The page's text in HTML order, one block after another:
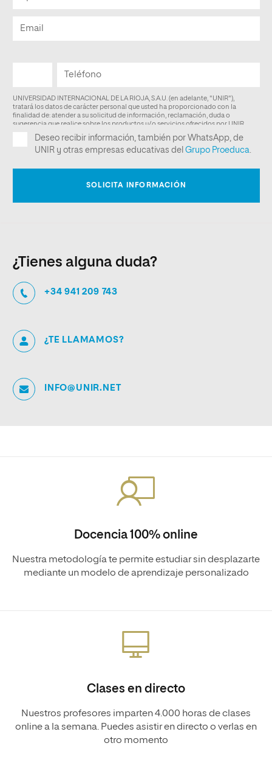
¿Tienes alguna duda?
+34 941 209 743
¿TE LLAMAMOS?
INFO@UNIR.NET
Docencia 100% online
Nuestra metodología te permite estudiar sin desplazarte
mediante un modelo de aprendizaje personalizado
Clases en directo
Nuestros profesores imparten 4.000 horas de clases
online a la semana. Puedes asistir en directo o verlas en
otro momento